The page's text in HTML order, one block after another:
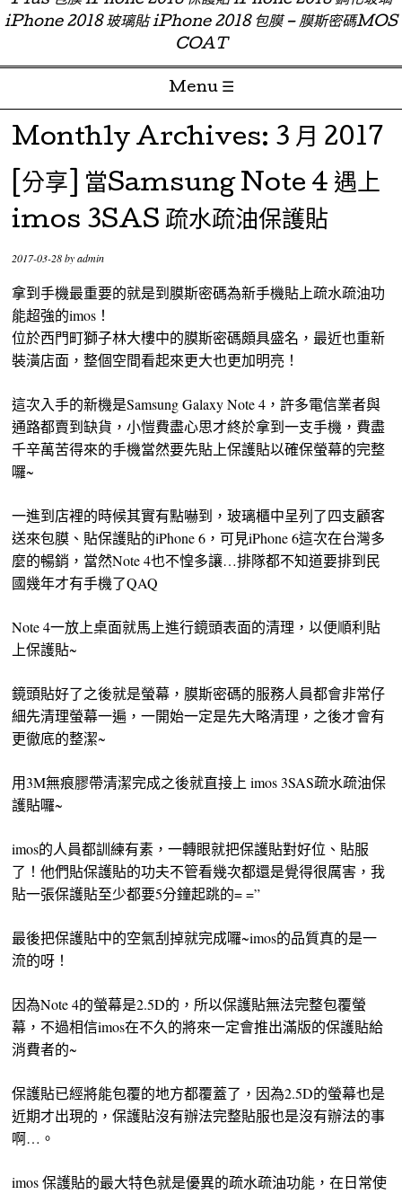
iPhone 2018 玻璃貼 iPhone 2018 包膜 – 膜斯密碼MOS
COAT
Menu ☰
Skip to content
Monthly Archives: 3 月 2017
[分享] 當Samsung Note 4 遇上
imos 3SAS 疏水疏油保護貼
2017-03-28byadmin
拿到手機最重要的就是到膜斯密碼為新手機貼上疏水疏油功
能超強的imos！
位於西門町獅子林大樓中的膜斯密碼頗具盛名，最近也重新
裝潢店面，整個空間看起來更大也更加明亮！
這次入手的新機是Samsung Galaxy Note 4，許多電信業者與
通路都賣到缺貨，小愷費盡心思才終於拿到一支手機，費盡
千辛萬苦得來的手機當然要先貼上保護貼以確保螢幕的完整
囉~
一進到店裡的時候其實有點嚇到，玻璃櫃中呈列了四支顧客
送來包膜、貼保護貼的iPhone 6，可見iPhone 6這次在台灣多
麼的暢銷，當然Note 4也不惶多讓…排隊都不知道要排到民
國幾年才有手機了QAQ
Note 4一放上桌面就馬上進行鏡頭表面的清理，以便順利貼
上保護貼~
鏡頭貼好了之後就是螢幕，膜斯密碼的服務人員都會非常仔
細先清理螢幕一遍，一開始一定是先大略清理，之後才會有
更徹底的整潔~
用3M無痕膠帶清潔完成之後就直接上 imos 3SAS疏水疏油保
護貼囉~
imos的人員都訓練有素，一轉眼就把保護貼對好位、貼服
了！他們貼保護貼的功夫不管看幾次都還是覺得很厲害，我
貼一張保護貼至少都要5分鐘起跳的= =”
最後把保護貼中的空氣刮掉就完成囉~imos的品質真的是一
流的呀！
因為Note 4的螢幕是2.5D的，所以保護貼無法完整包覆螢
幕，不過相信imos在不久的將來一定會推出滿版的保護貼給
消費者的~
保護貼已經將能包覆的地方都覆蓋了，因為2.5D的螢幕也是
近期才出現的，保護貼沒有辦法完整貼服也是沒有辦法的事
啊…。
imos 保護貼的最大特色就是優異的疏水疏油功能，在日常使